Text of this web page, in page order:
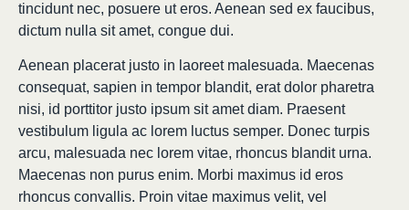
tincidunt nec, posuere ut eros. Aenean sed ex faucibus,
dictum nulla sit amet, congue dui.
Aenean placerat justo in laoreet malesuada. Maecenas
consequat, sapien in tempor blandit, erat dolor pharetra
nisi, id porttitor justo ipsum sit amet diam. Praesent
vestibulum ligula ac lorem luctus semper. Donec turpis
arcu, malesuada nec lorem vitae, rhoncus blandit urna.
Maecenas non purus enim. Morbi maximus id eros
rhoncus convallis. Proin vitae maximus velit, vel